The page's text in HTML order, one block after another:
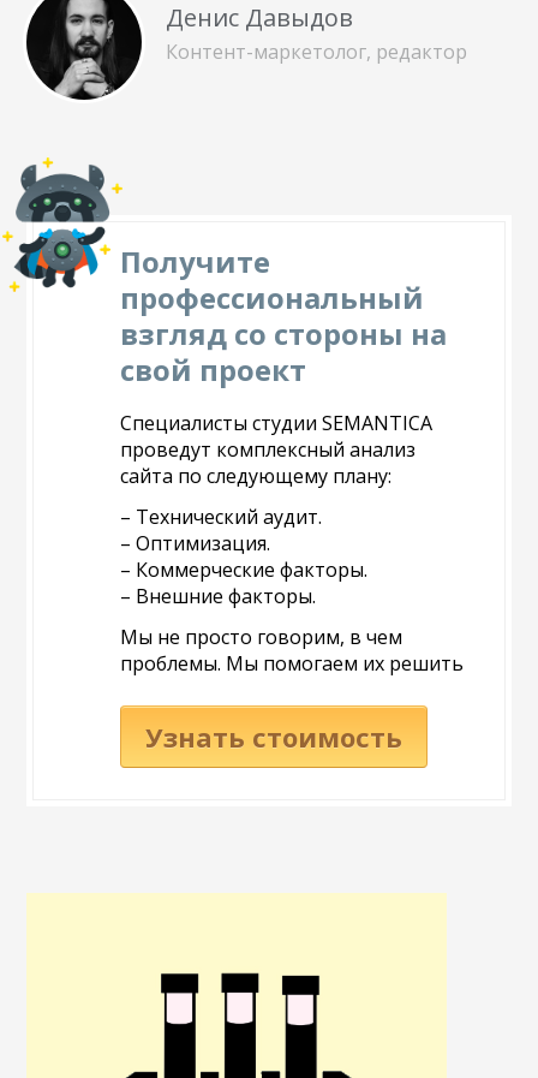
Денис Давыдов
Контент-маркетолог, редактор
Получите
профессиональный
взгляд со стороны на
свой проект
Специалисты студии SEMANTICA
проведут комплексный анализ
сайта по следующему плану:
– Технический аудит.
– Оптимизация.
– Коммерческие факторы.
– Внешние факторы.
Мы не просто говорим, в чем
проблемы. Мы помогаем их решить
Узнать стоимость